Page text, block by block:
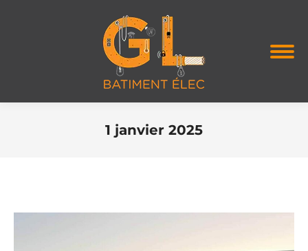
1 janvier 2025